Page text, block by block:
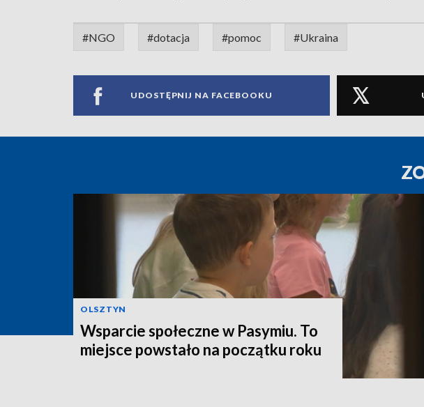
#NGO #dotacja #pomoc #Ukraina
UDOSTĘPNIJ NA FACEBOOKU
OLSZTYN
Wsparcie społeczne w Pasymiu. To
miejsce powstało na początku roku